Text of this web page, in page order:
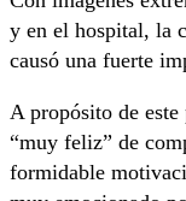
y en el hospital, la
causó una fuerte
A propósito de
“muy feliz” de
formidable